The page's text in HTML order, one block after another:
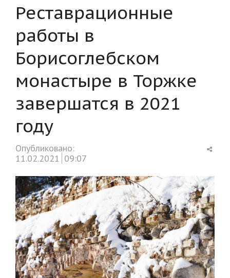
Реставрационные
работы в
Борисоглебском
монастыре в Торжке
завершатся в 2021
году
Опубликовано:
11.02.2021 09:07